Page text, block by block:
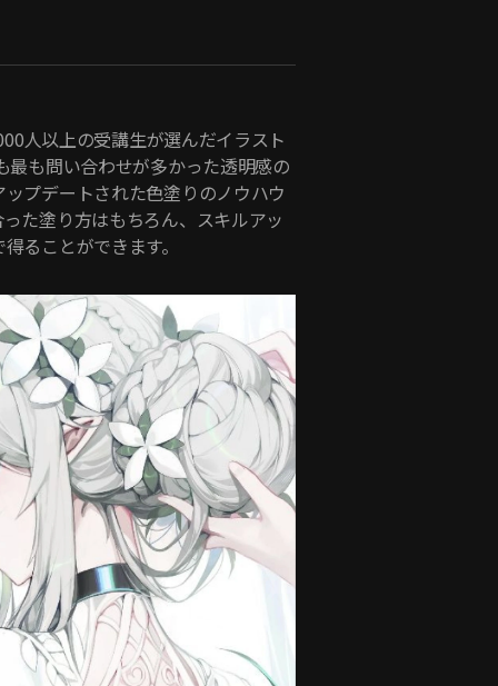
人以上の受講生が選んだイラスト
最も問い合わせが多かった透明感の
プデートされた色塗りのノウハウ
た塗り方はもちろん、スキルアッ
ることができます。